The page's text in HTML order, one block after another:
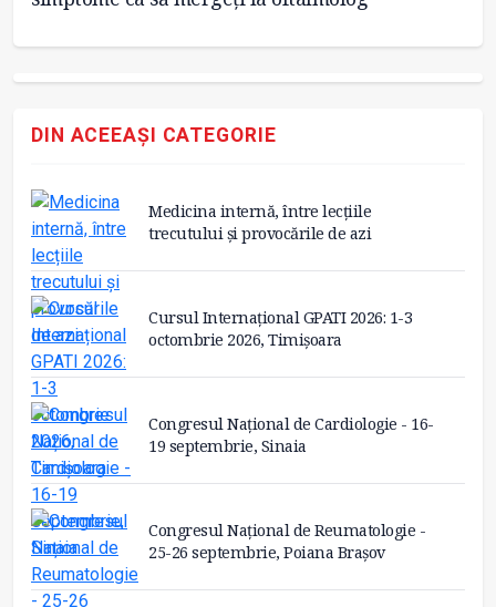
DIN ACEEAȘI CATEGORIE
Medicina internă, între lecțiile
trecutului și provocările de azi
Cursul Internațional GPATI 2026: 1-3
octombrie 2026, Timișoara
Congresul Național de Cardiologie - 16-
19 septembrie, Sinaia
Congresul Național de Reumatologie -
25-26 septembrie, Poiana Brașov